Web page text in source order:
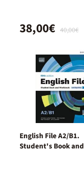
40,00€
38,00€
English File A2/B1.
Student's Book and